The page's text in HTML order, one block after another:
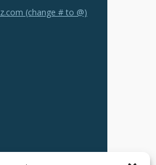
(change # to @)